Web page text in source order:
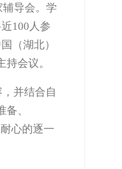
导会。学
100人参
（湖北）
会议。
并结合自
、
心的逐一